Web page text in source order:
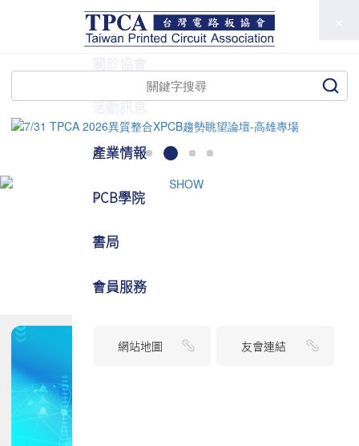
TPCA
活動訊息
產業情報
PCB學院
書局
會員服務
網站地圖 友會連結